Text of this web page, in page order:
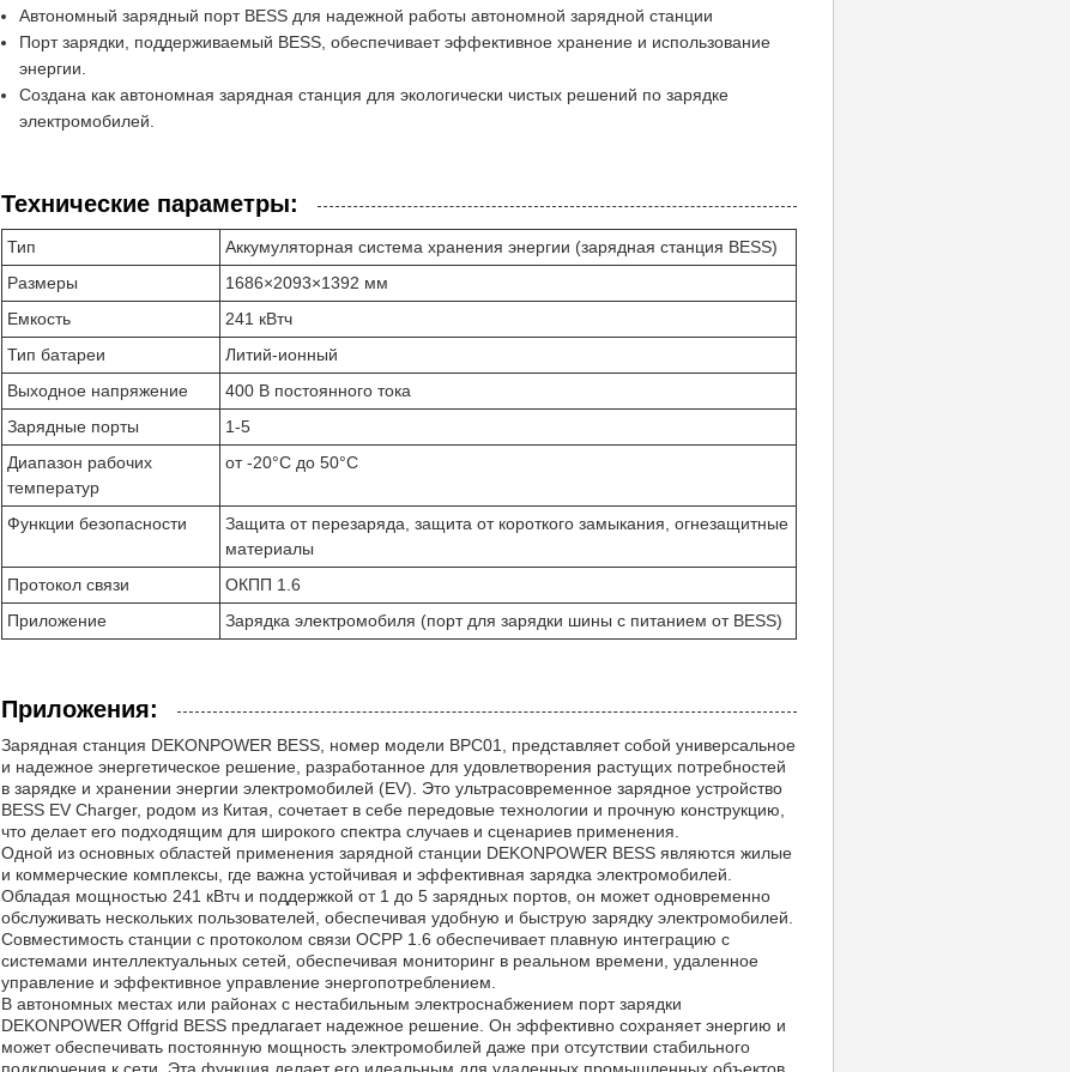
Автономный зарядный порт BESS для надежной работы автономной зарядной станции
Порт зарядки, поддерживаемый BESS, обеспечивает эффективное хранение и использование
энергии.
Создана как автономная зарядная станция для экологически чистых решений по зарядке
электромобилей.
Технические параметры:
Тип
Аккумуляторная система хранения энергии (зарядная станция BESS)
Размеры
1686×2093×1392 мм
Емкость
241 кВтч
Тип батареи
Литий-ионный
Выходное напряжение
400 В постоянного тока
Зарядные порты
1-5
Диапазон рабочих
температур
от -20°С до 50°С
Функции безопасности
Защита от перезаряда, защита от короткого замыкания, огнезащитные
материалы
Протокол связи
ОКПП 1.6
Приложение
Зарядка электромобиля (порт для зарядки шины с питанием от BESS)
Приложения:
Зарядная станция DEKONPOWER BESS, номер модели BPC01, представляет собой универсальное
и надежное энергетическое решение, разработанное для удовлетворения растущих потребностей
в зарядке и хранении энергии электромобилей (EV). Это ультрасовременное зарядное устройство
BESS EV Charger, родом из Китая, сочетает в себе передовые технологии и прочную конструкцию,
что делает его подходящим для широкого спектра случаев и сценариев применения.
Одной из основных областей применения зарядной станции DEKONPOWER BESS являются жилые
и коммерческие комплексы, где важна устойчивая и эффективная зарядка электромобилей.
Обладая мощностью 241 кВтч и поддержкой от 1 до 5 зарядных портов, он может одновременно
обслуживать нескольких пользователей, обеспечивая удобную и быструю зарядку электромобилей.
Совместимость станции с протоколом связи OCPP 1.6 обеспечивает плавную интеграцию с
системами интеллектуальных сетей, обеспечивая мониторинг в реальном времени, удаленное
управление и эффективное управление энергопотреблением.
В автономных местах или районах с нестабильным электроснабжением порт зарядки
DEKONPOWER Offgrid BESS предлагает надежное решение. Он эффективно сохраняет энергию и
может обеспечивать постоянную мощность электромобилей даже при отсутствии стабильного